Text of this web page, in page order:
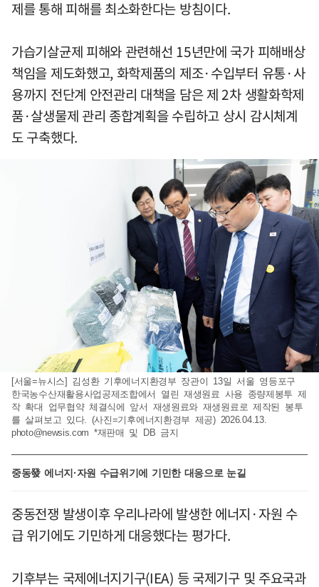
제를 통해 피해를 최소화한다는 방침이다.
가습기살균제 피해와 관련해선 15년만에 국가 피해배상
책임을 제도화했고, 화학제품의 제조·수입부터 유통·사
용까지 전단계 안전관리 대책을 담은 제 2차 생활화학제
품·살생물제 관리 종합계획을 수립하고 상시 감시체계
도 구축했다.
[서울=뉴시스] 김성환 기후에너지환경부 장관이 13일 서울 영등포구
한국농수산재활용사업공제조합에서 열린 재생원료 사용 종량제봉투 제
작 확대 업무협약 체결식에 앞서 재생원료와 재생원료로 제작된 봉투
를 살펴보고 있다. (사진=기후에너지환경부 제공) 2026.04.13.
photo@newsis.com *재판매 및 DB 금지
중동發 에너지·자원 수급위기에 기민한 대응으로 눈길
중동전쟁 발생이후 우리나라에 발생한 에너지·자원 수
급 위기에도 기민하게 대응했다는 평가다.
기후부는 국제에너지기구(IEA) 등 국제기구 및 주요국과